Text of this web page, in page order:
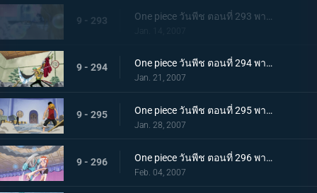
9 - 293
Jan. 14, 2007
9 - 294 One piece วันพีช ตอนที่ 294 พากย์ไทย ความกลหนดังไปทั่ว! คำสั่งขอบัสเตอร์คอล!
Jan. 21, 2007
9 - 295 One piece วันพีช ตอนที่ 295 พากย์ไทย นามิมี 5 คน? การโต้กลับพร้อมภาพลวงตา!
Jan. 28, 2007
9 - 296 One piece วันพีช ตอนที่ 296 พากย์ไทย นามิตัดสินใจ! ยิงช็อปเปอร์ที่คลุ้มคลั่ง!
Feb. 04, 2007